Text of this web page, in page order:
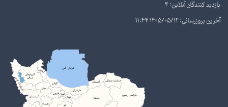
بازدید کنندگان آنلاین: 4
آخرین بروزرسانی: 1405/05/12 11:44